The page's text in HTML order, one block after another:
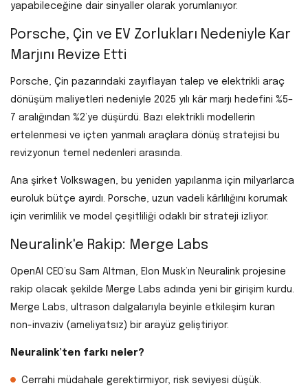
yapabileceğine dair sinyaller olarak yorumlanıyor.
Porsche, Çin ve EV Zorlukları Nedeniyle Kar
Marjını Revize Etti
Porsche, Çin pazarındaki zayıflayan talep ve elektrikli araç
dönüşüm maliyetleri nedeniyle 2025 yılı kâr marjı hedefini %5–
7 aralığından %2’ye düşürdü. Bazı elektrikli modellerin
ertelenmesi ve içten yanmalı araçlara dönüş stratejisi bu
revizyonun temel nedenleri arasında.
Ana şirket Volkswagen, bu yeniden yapılanma için milyarlarca
euroluk bütçe ayırdı. Porsche, uzun vadeli kârlılığını korumak
için verimlilik ve model çeşitliliği odaklı bir strateji izliyor.
Neuralink'e Rakip: Merge Labs
OpenAI CEO’su Sam Altman, Elon Musk’ın Neuralink projesine
rakip olacak şekilde Merge Labs adında yeni bir girişim kurdu.
Merge Labs, ultrason dalgalarıyla beyinle etkileşim kuran
non-invaziv (ameliyatsız) bir arayüz geliştiriyor.
Neuralink’ten farkı neler?
Cerrahi müdahale gerektirmiyor, risk seviyesi düşük.